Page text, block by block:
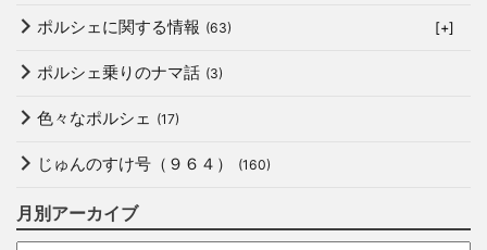
ポルシェに関する情報 (63) [+]
ポルシェ乗りのナマ話 (3)
色々なポルシェ (17)
じゅんのすけ号（９６４） (160)
月別アーカイブ